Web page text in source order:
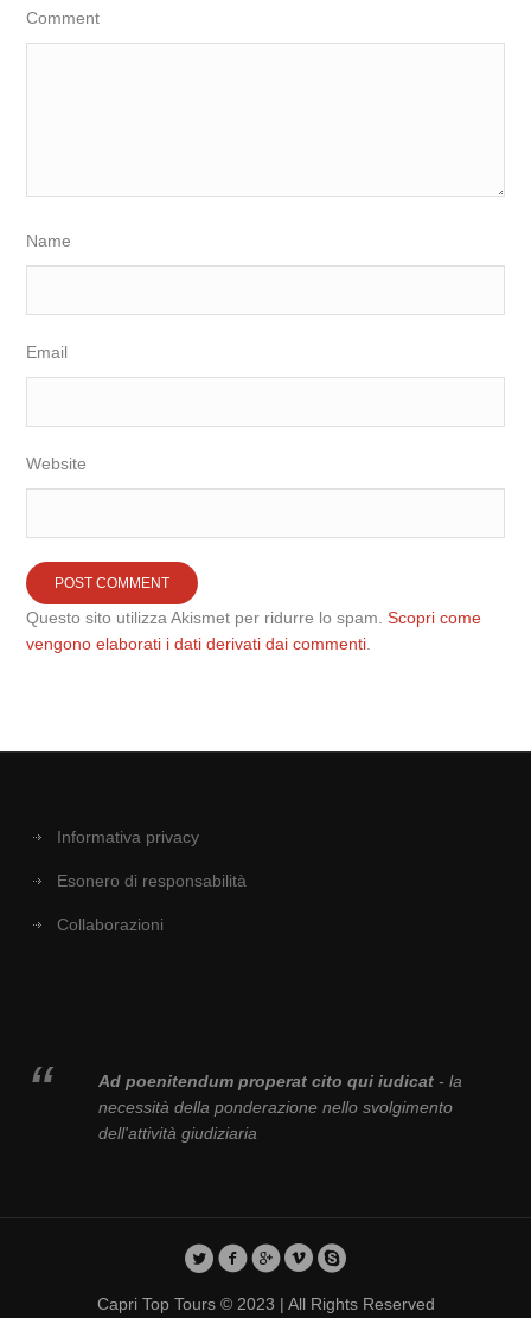
Comment
Name
Email
Website
Questo sito utilizza Akismet per ridurre lo spam.Scopri come
vengono elaborati i dati derivati dai commenti
Informativa privacy
Esonero di responsabilità
Collaborazioni
Ad poenitendum properat cito qui iudicat- la
necessità della ponderazione nello svolgimento
dell'attività giudiziaria
Capri Top Tours © 2023 | All Rights Reserved